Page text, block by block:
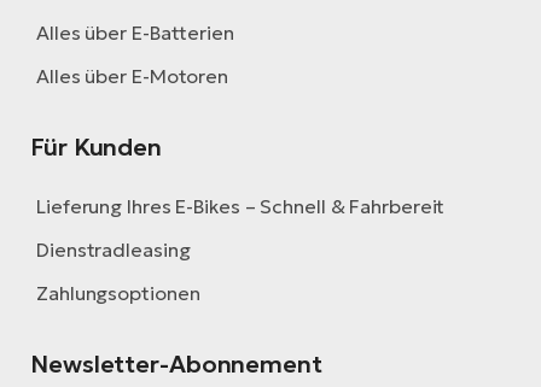
Alles über E-Batterien
Alles über E-Motoren
Für Kunden
Lieferung Ihres E-Bikes – Schnell & Fahrbereit
Dienstradleasing
Zahlungsoptionen
Newsletter-Abonnement